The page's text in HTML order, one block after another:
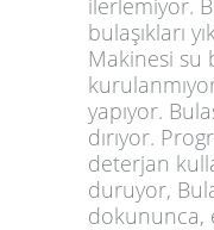
ilerlemiyor.
bulaşıkları
Makinesi su
yapıyor.
dırıyor.
deterjan
duruyor,
dokununca,